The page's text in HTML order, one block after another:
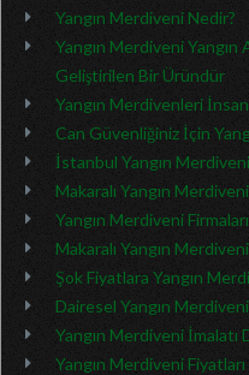
Yangın Merdiveni Nedir?
Yangın Merdiveni Yangın
Geliştirilen Bir Üründür
Yangın Merdivenleri
Can Güvenliğiniz İçin
İstanbul Yangın
Makaralı Yangın Merdiveni
Yangın Merdiveni
Makaralı Yangın Merdiveni
Şok Fiyatlara Yangın
Dairesel Yangın Merdiveni
Yangın Merdiveni İmalatı
Yangın Merdiveni